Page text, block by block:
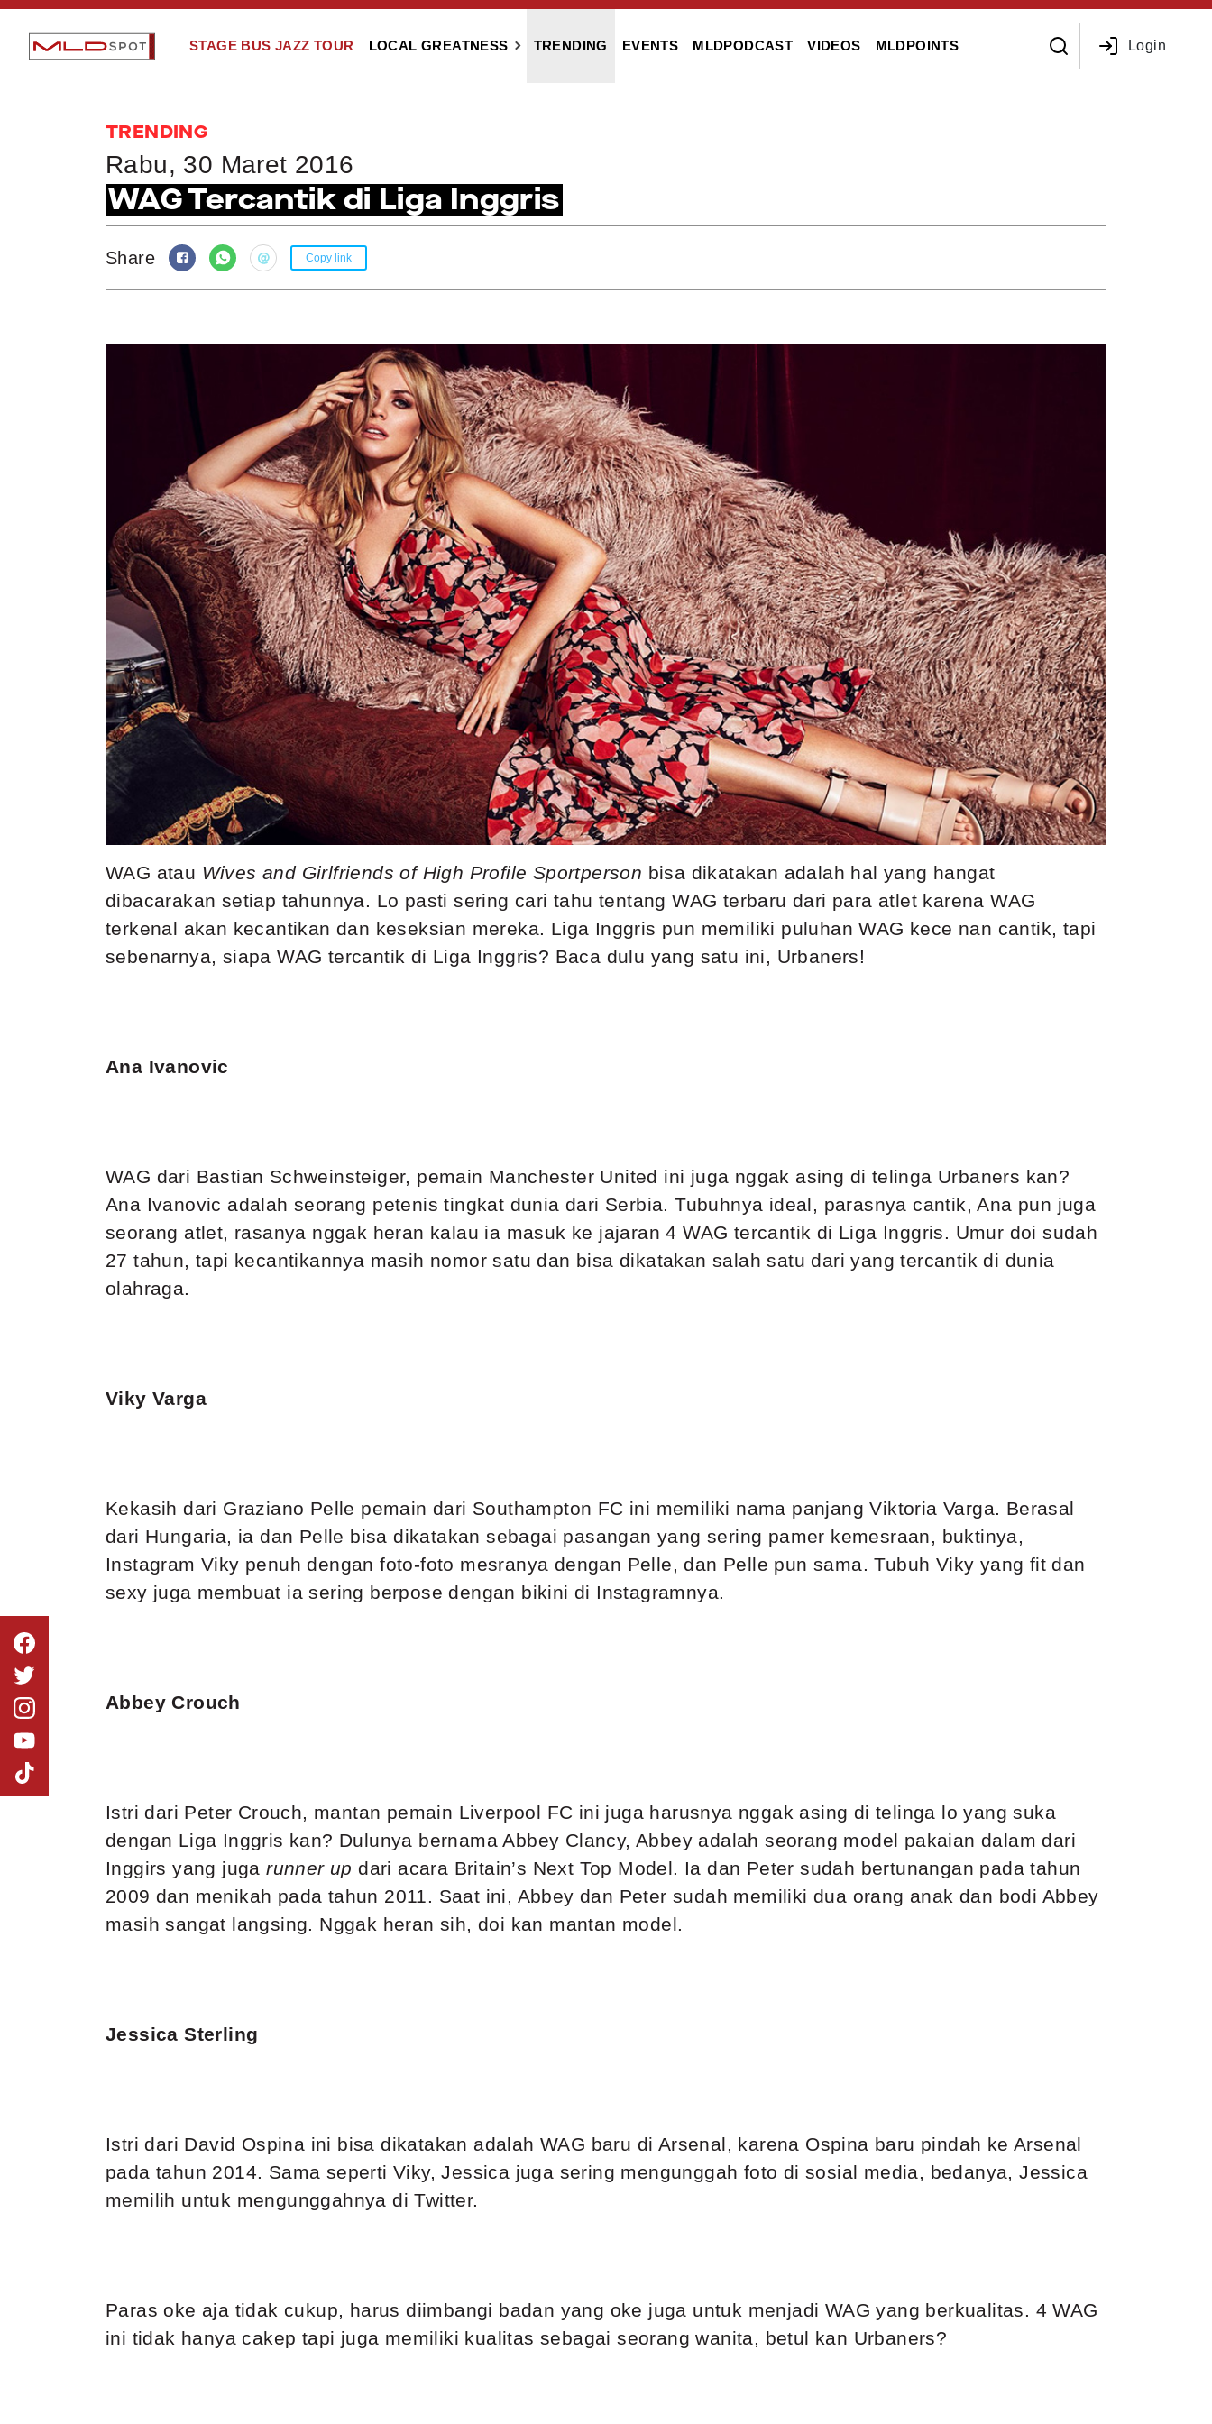
STAGE BUS JAZZ TOUR LOCAL GREATNESS TRENDING EVENTS MLDPODCAST VIDEOS MLDPOINTS Login
TRENDING
Rabu, 30 Maret 2016
WAG Tercantik di Liga Inggris
Share Copy link
WAG atau Wives and Girlfriends of High Profile Sportperson bisa dikatakan adalah hal yang hangat
dibacarakan setiap tahunnya. Lo pasti sering cari tahu tentang WAG terbaru dari para atlet karena WAG
terkenal akan kecantikan dan keseksian mereka. Liga Inggris pun memiliki puluhan WAG kece nan cantik, tapi
sebenarnya, siapa WAG tercantik di Liga Inggris? Baca dulu yang satu ini, Urbaners!
Ana Ivanovic
WAG dari Bastian Schweinsteiger, pemain Manchester United ini juga nggak asing di telinga Urbaners kan?
Ana Ivanovic adalah seorang petenis tingkat dunia dari Serbia. Tubuhnya ideal, parasnya cantik, Ana pun juga
seorang atlet, rasanya nggak heran kalau ia masuk ke jajaran 4 WAG tercantik di Liga Inggris. Umur doi sudah
27 tahun, tapi kecantikannya masih nomor satu dan bisa dikatakan salah satu dari yang tercantik di dunia
olahraga.
Viky Varga
Kekasih dari Graziano Pelle pemain dari Southampton FC ini memiliki nama panjang Viktoria Varga. Berasal
dari Hungaria, ia dan Pelle bisa dikatakan sebagai pasangan yang sering pamer kemesraan, buktinya,
Instagram Viky penuh dengan foto-foto mesranya dengan Pelle, dan Pelle pun sama. Tubuh Viky yang fit dan
sexy juga membuat ia sering berpose dengan bikini di Instagramnya.
Abbey Crouch
Istri dari Peter Crouch, mantan pemain Liverpool FC ini juga harusnya nggak asing di telinga lo yang suka
dengan Liga Inggris kan? Dulunya bernama Abbey Clancy, Abbey adalah seorang model pakaian dalam dari
Inggirs yang jugarunner updari acara Britain’s Next Top Model. Ia dan Peter sudah bertunangan pada tahun
2009 dan menikah pada tahun 2011. Saat ini, Abbey dan Peter sudah memiliki dua orang anak dan bodi Abbey
masih sangat langsing. Nggak heran sih, doi kan mantan model.
Jessica Sterling
Istri dari David Ospina ini bisa dikatakan adalah WAG baru di Arsenal, karena Ospina baru pindah ke Arsenal
pada tahun 2014. Sama seperti Viky, Jessica juga sering mengunggah foto di sosial media, bedanya, Jessica
memilih untuk mengunggahnya di Twitter.
Paras oke aja tidak cukup, harus diimbangi badan yang oke juga untuk menjadi WAG yang berkualitas. 4 WAG
ini tidak hanya cakep tapi juga memiliki kualitas sebagai seorang wanita, betul kan Urbaners?